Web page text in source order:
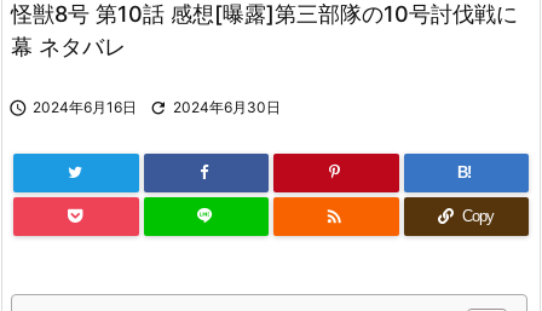

怪獣8号 第10話 感想[曝露]第三部隊の10号討伐戦に
幕 ネタバレ
 2024年6月16日  2024年6月30日
B!
 Copy